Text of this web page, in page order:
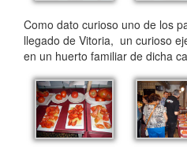
Como dato curioso uno de los
llegado de Vitoria, un curioso
en un huerto familiar de dicha